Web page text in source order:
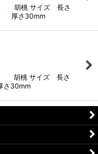
胡桃 サイズ 長さ
厚さ30mm
胡桃 サイズ 長さ
30mm